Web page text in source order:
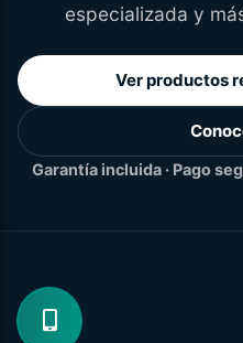
especializada y
Ver productos
Garantía incluida · Pago